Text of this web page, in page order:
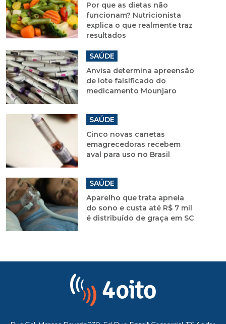
Por que as dietas não
funcionam? Nutricionista
explica o que realmente traz
resultados
SAÚDE
Anvisa determina apreensão
de lote falsificado do
medicamento Mounjaro
SAÚDE
Cinco novas canetas
emagrecedoras recebem
aval para uso no Brasil
SAÚDE
Aparelho que trata apneia
do sono e custa até R$ 7 mil
é distribuído de graça em SC